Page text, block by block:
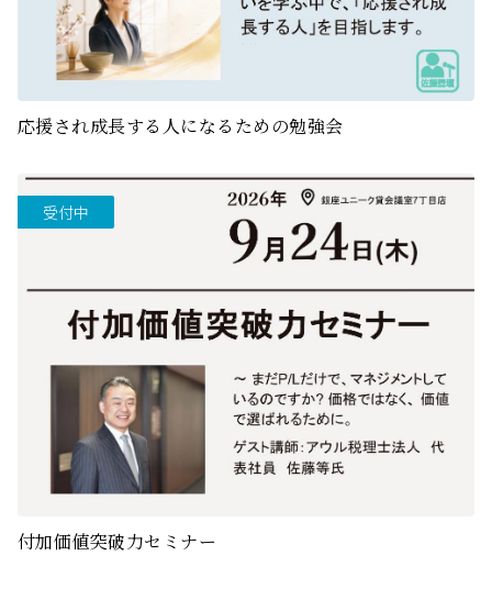
応援され成長する人になるための勉強会
受付中
付加価値突破力セミナー